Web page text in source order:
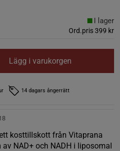
Ord.pris399 kr
I lager
Lägg i varukorgen
14 dagars ångerrätt
kosttillskott från Vitaprana
NAD+ och NADH i liposomal